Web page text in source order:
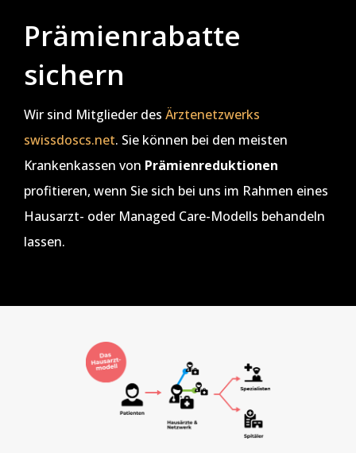
Prämienrabatte
sichern
Wir sind Mitglieder des Ärztenetzwerks
swissdoscs.net. Sie können bei den meisten
Krankenkassen von Prämienreduktionen
profitieren, wenn Sie sich bei uns im Rahmen eines
Hausarzt- oder Managed Care-Modells behandeln
lassen.